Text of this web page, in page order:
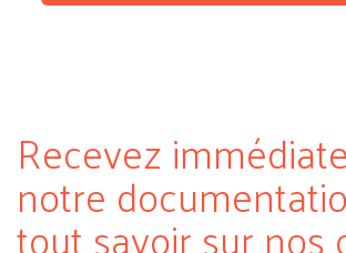
Recevez
notre